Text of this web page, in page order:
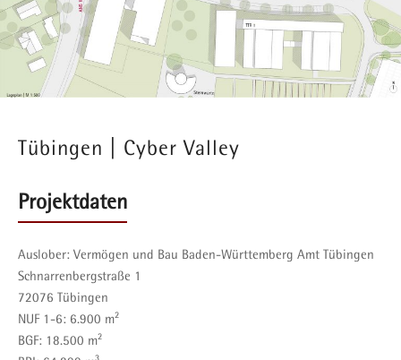
Tübingen | Cyber Valley
Projektdaten
Auslober: Vermögen und Bau Baden-Württemberg Amt Tübingen
Schnarrenbergstraße 1
72076 Tübingen
NUF 1-6: 6.900 m²
BGF: 18.500 m²